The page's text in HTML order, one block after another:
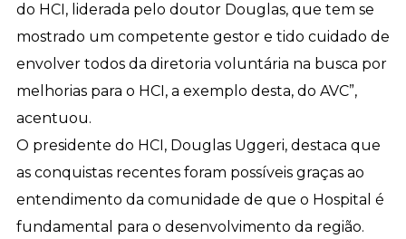
do HCI, liderada pelo doutor Douglas, que tem se
mostrado um competente gestor e tido cuidado de
envolver todos da diretoria voluntária na busca por
melhorias para o HCI, a exemplo desta, do AVC”,
acentuou.
O presidente do HCI, Douglas Uggeri, destaca que
as conquistas recentes foram possíveis graças ao
entendimento da comunidade de que o Hospital é
fundamental para o desenvolvimento da região.